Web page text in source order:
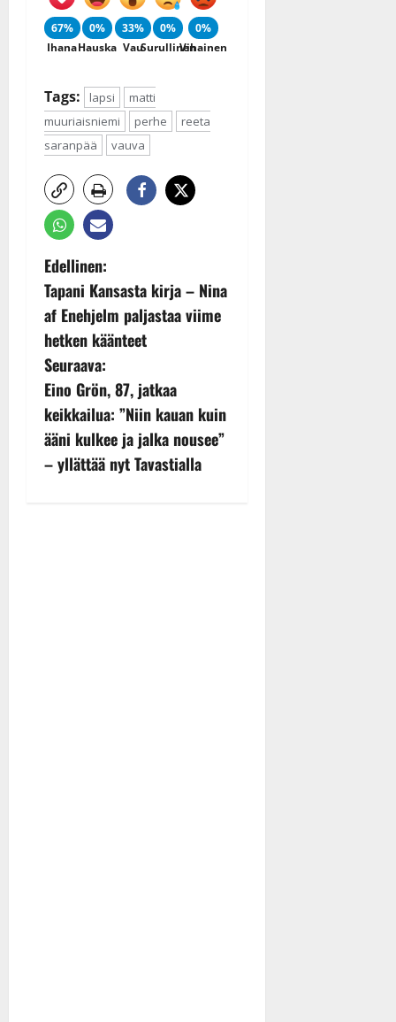
67%
Ihana
0%
Hauska
33%
Vau
0%
Surullinen
0%
Vihainen
Tags: lapsi
matti
muuriaisniemi
perhe
reeta
saranpää
vauva
P
o
s
t
n
a
Edellinen:
Tapani Kansasta kirja – Nina
af Enehjelm paljastaa viime
hetken käänteet
Seuraava:
Eino Grön, 87, jatkaa
keikkailua: ”Niin kauan kuin
ääni kulkee ja jalka nousee”
– yllättää nyt Tavastialla